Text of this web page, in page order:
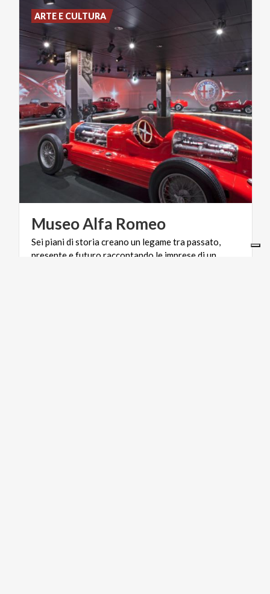
MuseoAlfa Romeo
Sei piani di storia creano un legame tra passato,
presente e futuro raccontando le imprese di un
ARTE E CULTURA